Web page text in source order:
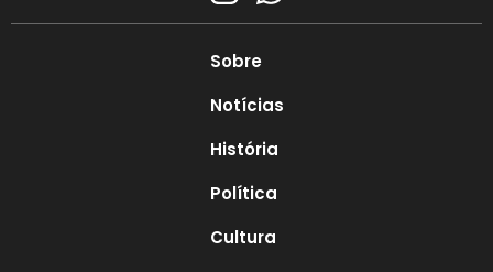
Sobre
Notícias
História
Política
Cultura